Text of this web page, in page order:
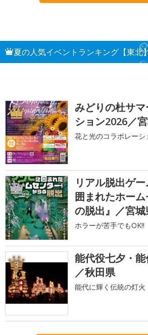
夏の人気イベントランキング【東北
1
みどりの杜サ
ション2026／
花と光のコラボレーシ
2
リアル脱出ゲ
囲まれたホー
の脱出』／宮
ホラーが苦手でもOK!!
3
能代役七夕・
／秋田県
能代に輝く伝統の灯火